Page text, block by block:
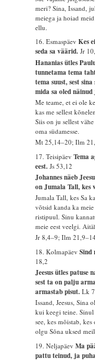
meri? Sina, Issand,
meiega ja hoiad
ellu.
16. EsmaspäevKes
seda sa väärid.Jr
Hananias ütles
tunnetama tema
tema suust, sest
mida sa oled
Me teame, et ei ole
kas me sellest
Siis on ju sellest
oma südamesse.
Mt 25,14–20; Ilm
17. TeisipäevTema
eest.Js 53,12
Johannes näeb
on Jumala Tall,
Jumala Tall, kes Sa
võtsid kanda ka
ristipuul. Sinu
meie eest veelgi.
Jr 8,4–9; Ilm
18. KolmapäevSind
18,2
Jeesus ütles patuse
sest ta on palju
armastab pisut.Lk
Issand, Jeesus, Sina
kui keegi teine. Sinul
see, kes mõistab,
olgu Sõna uksed
19. NeljapäevMa
pattu teinud, ja